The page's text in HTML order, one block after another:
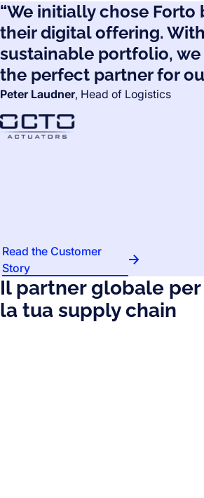
“We initially chose Forto
their digital offering.
sustainable portfolio,
the perfect partner for
Peter Laudner, Head of Logistics
Read the Customer
Story
Il partner globale
la tua supply chain